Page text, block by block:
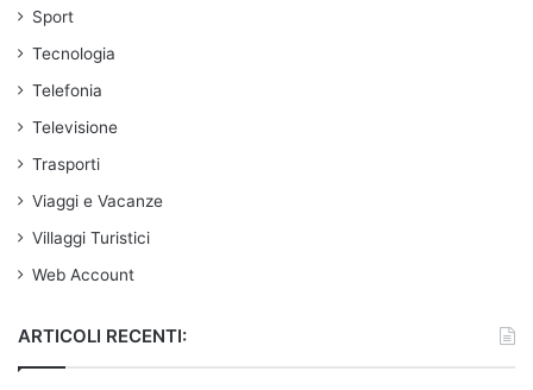
Sport
Tecnologia
Telefonia
Televisione
Trasporti
Viaggi e Vacanze
Villaggi Turistici
Web Account
ARTICOLI RECENTI: